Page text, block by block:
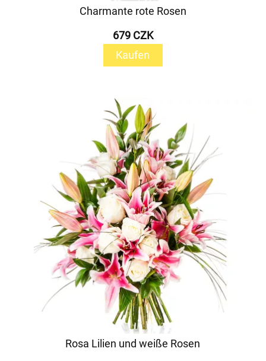
Charmante rote Rosen
679 CZK
Kaufen
Rosa Lilien und weiße Rosen